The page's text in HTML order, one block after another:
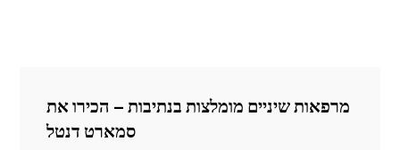
מרפאות שיניים מומלצות בנתיבות – הכירו את
סמארט דנטל